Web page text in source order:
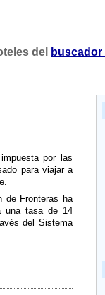
del buscador
por las
para viajar a
de Fronteras ha
una tasa de 14
del Sistema